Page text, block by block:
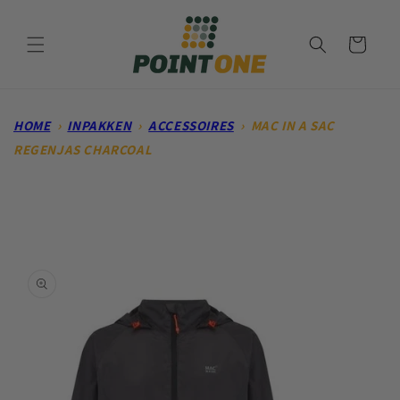
content
Winkelwagen
HOME› INPAKKEN›ACCESSOIRES› MAC IN A SAC
REGENJAS CHARCOAL